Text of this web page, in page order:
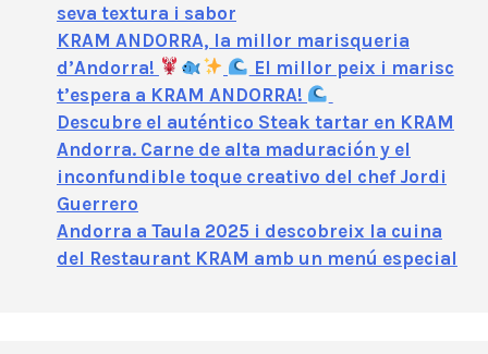
seva textura i sabor
KRAM ANDORRA, la millor marisqueria
d’Andorra!
El millor peix i marisc
t’espera a KRAM ANDORRA!
Descubre el auténtico Steak tartar en KRAM
Andorra. Carne de alta maduración y el
inconfundible toque creativo del chef Jordi
Guerrero
Andorra a Taula 2025 i descobreix la cuina
del Restaurant KRAM amb un menú especial